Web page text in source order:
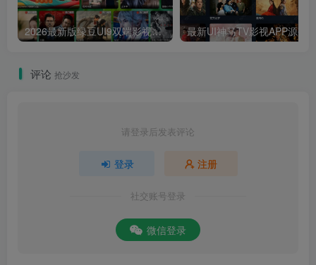
2026最新版绿豆UI9双端影视APP源码
评论 抢沙发
请登录后发表评论
登录 注册
社交账号登录
微信登录